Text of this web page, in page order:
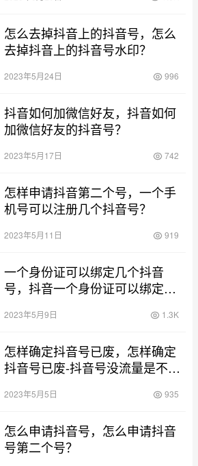
怎么去掉抖音上的抖音号，怎么
去掉抖音上的抖音号水印？
2023年5月24日 996
抖音如何加微信好友，抖音如何
加微信好友的抖音号？
2023年5月17日 742
怎样申请抖音第二个号，一个手
机号可以注册几个抖音号？
2023年5月11日 919
一个身份证可以绑定几个抖音
号，抖音一个身份证可以绑定几
2023年5月9日 1.3K
怎样确定抖音号已废，怎样确定
抖音号已废-抖音号没流量是不是
2023年5月5日 935
怎么申请抖音号，怎么申请抖音
号第二个号？